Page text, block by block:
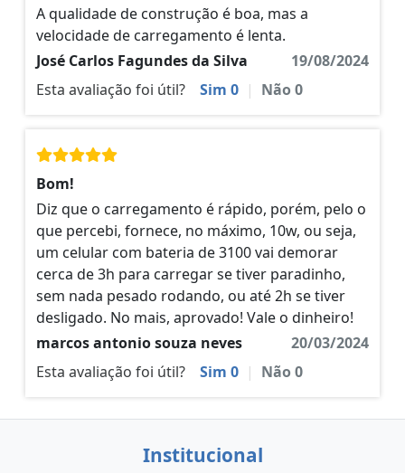
A qualidade de construção é boa, mas a
velocidade de carregamento é lenta.
José Carlos Fagundes da Silva
19/08/2024
Esta avaliação foi útil?
Sim 0 | Não0
Bom!
Diz que o carregamento é rápido, porém, pelo o
que percebi, fornece, no máximo, 10w, ou seja,
um celular com bateria de 3100 vai demorar
cerca de 3h para carregar se tiver paradinho,
sem nada pesado rodando, ou até 2h se tiver
desligado. No mais, aprovado! Vale o dinheiro!
marcos antonio souza neves
20/03/2024
Esta avaliação foi útil?
Sim 0 | Não0
Institucional